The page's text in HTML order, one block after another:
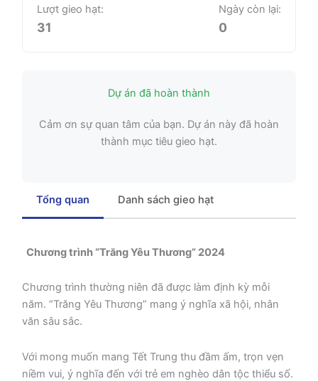
Lượt gieo hạt:
31
Ngày còn lại:
0
Dự án đã hoàn thành
Cảm ơn sự quan tâm của bạn. Dự án này đã hoàn
thành mục tiêu gieo hạt.
Tổng quan Danh sách gieo hạt
Chương trình “Trăng Yêu Thương” 2024
Chương trình thường niên đã được làm định kỳ mỗi
năm. “Trăng Yêu Thương” mang ý nghĩa xã hội, nhân
văn sâu sắc.
Với mong muốn mang Tết Trung thu đầm ấm, trọn vẹn
niềm vui, ý nghĩa đến với trẻ em nghèo dân tộc thiểu số.